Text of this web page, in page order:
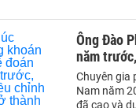
Ông Đào
năm
Chuyên gia
Nam năm
đã cao và